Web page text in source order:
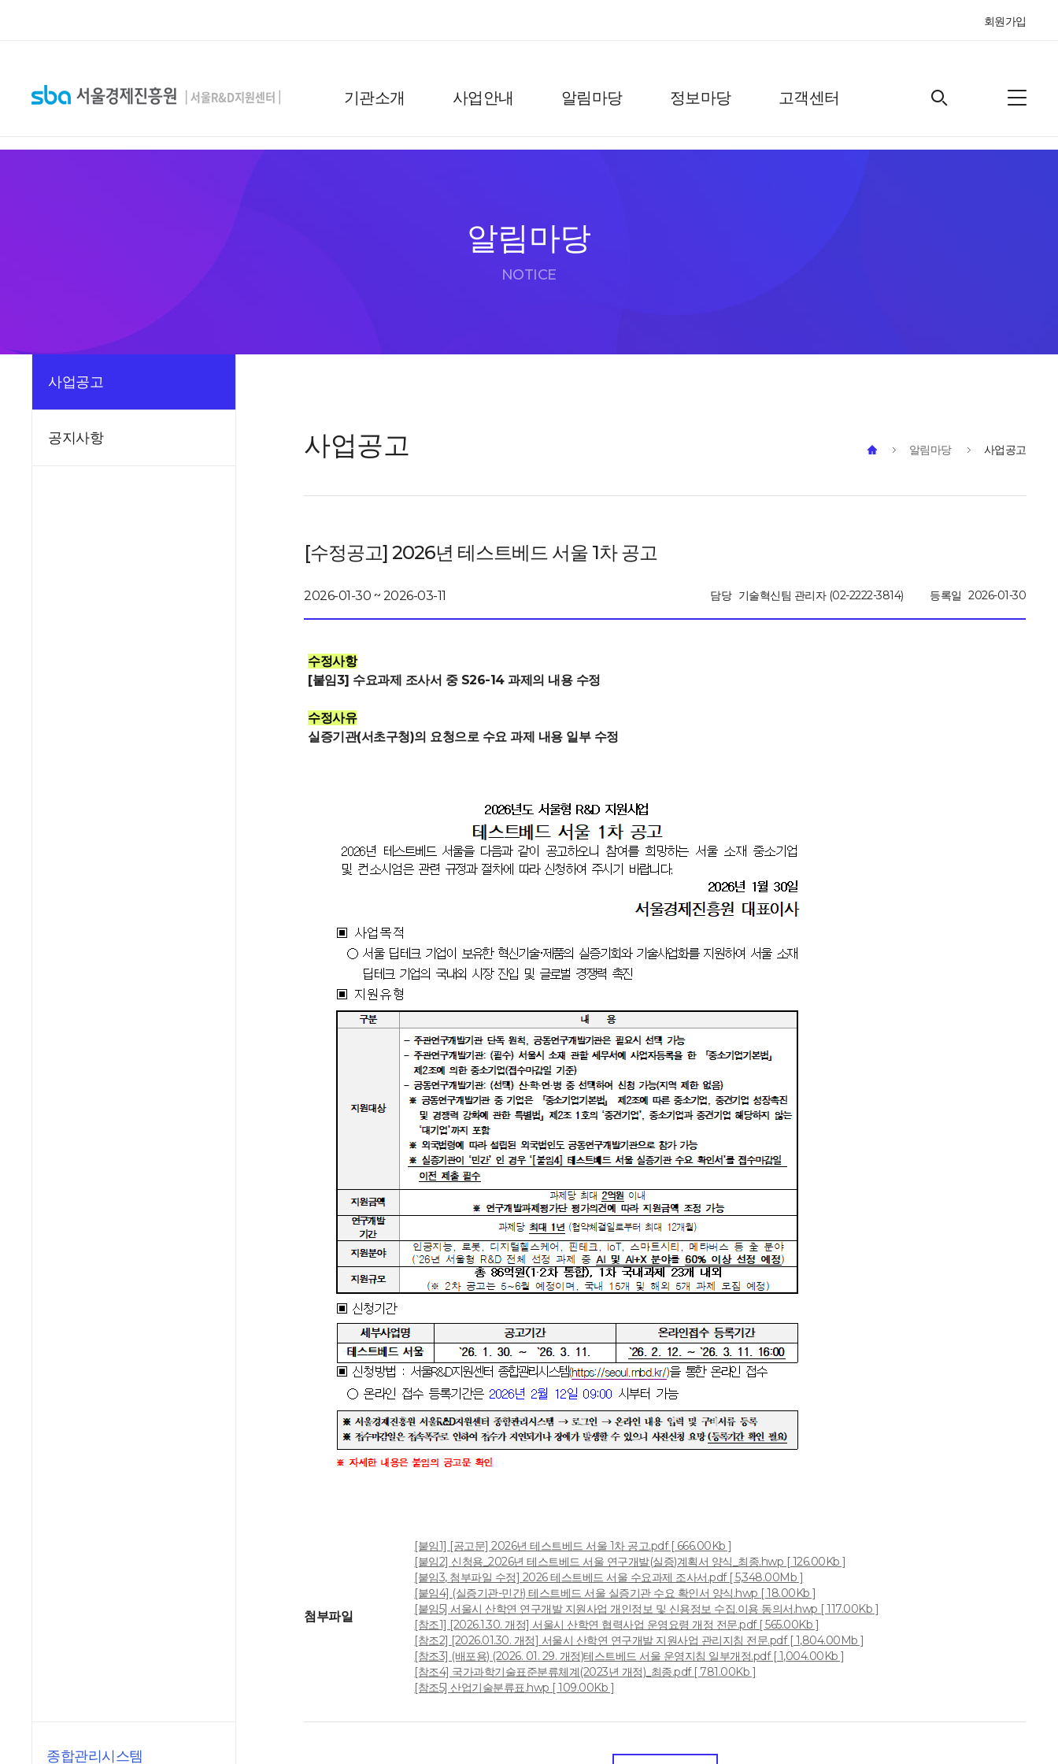
회원가입
기관소개 사업안내 알림마당 정보마당 고객센터
알림마당
NOTICE
사업공고
공지사항
종합관리시스템
사업공고 알림마당 사업공고
[수정공고] 2026년 테스트베드 서울 1차 공고
2026-01-30 ~ 2026-03-11 담당 기술혁신팀 관리자 (02-2222-3814) 등록일 2026-01-30
수정사항
[붙임3] 수요과제 조사서 중 S26-14 과제의 내용 수정
수정사유
실증기관(서초구청)의 요청으로 수요 과제 내용 일부 수정
첨부파일
[붙임1] [공고문] 2026년 테스트베드 서울 1차 공고.pdf [ 666.00Kb ]
[붙임2] 신청용_2026년 테스트베드 서울 연구개발(실증)계획서 양식_최종.hwp [ 126.00Kb ]
[붙임3, 첨부파일 수정] 2026 테스트베드 서울 수요과제 조사서.pdf [ 5,348.00Mb ]
[붙임4] (실증기관-민간) 테스트베드 서울 실증기관 수요 확인서 양식.hwp [ 18.00Kb ]
[붙임5] 서울시 산학연 연구개발 지원사업 개인정보 및 신용정보 수집․이용 동의서.hwp [ 117.00Kb ]
[참조1] [2026.1.30. 개정] 서울시 산학연 협력사업 운영요령 개정 전문.pdf [ 565.00Kb ]
[참조2] [2026.01.30. 개정] 서울시 산학연 연구개발 지원사업 관리지침 전문.pdf [ 1,804.00Mb ]
[참조3] (배포용) (2026. 01. 29. 개정)테스트베드 서울 운영지침 일부개정.pdf [ 1,004.00Kb ]
[참조4] 국가과학기술표준분류체계(2023년 개정)_최종.pdf [ 781.00Kb ]
[참조5] 산업기술분류표.hwp [ 109.00Kb ]